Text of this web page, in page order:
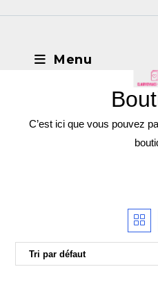
Menu
C’est ici que vous pouvez